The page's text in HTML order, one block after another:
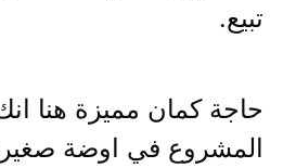
تبيع.
حاجة كمان مميزة هنا
المشروع في اوضة